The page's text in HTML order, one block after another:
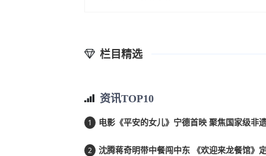
栏目精选
资讯TOP10
1 电影《平安的女儿》宁德首映 聚焦国家级非
2 沈腾蒋奇明带中餐闯中东 《欢迎来龙餐馆》